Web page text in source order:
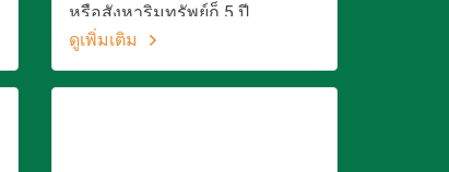
หรือสังหาริมทรัพย์ก็ 5 ปี
ดูเพิ่มเติม